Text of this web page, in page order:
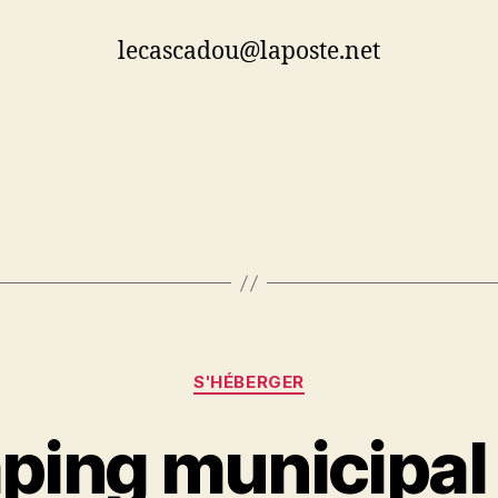
lecascadou@laposte.net
Catégories
S'HÉBERGER
municipal